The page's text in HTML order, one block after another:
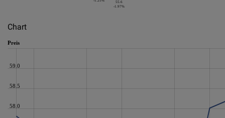
55.6
-1.97%
Chart
Preis
58.0
58.5
59.0